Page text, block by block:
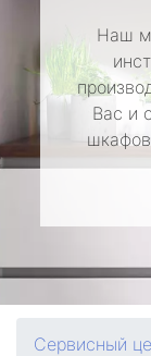
Наш
Вас и
Сервисный